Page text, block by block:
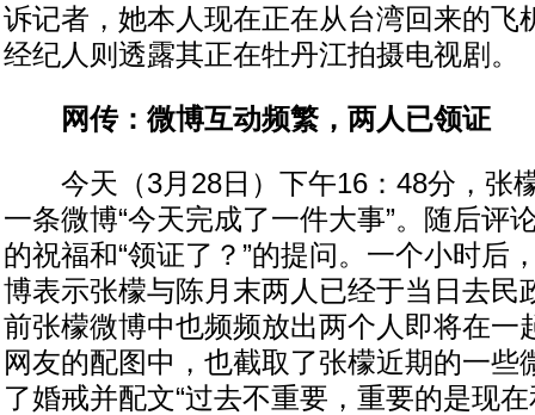
诉记者，她本人现在正在从台湾回来的飞
经纪人则透露其正在牡丹江拍摄电视剧。
网传：微博互动频繁，两人已领证
今天（3月28日）下午16：48分，张
一条微博“今天完成了一件大事”。随后评
的祝福和“领证了？”的提问。一个小时后
博表示张檬与陈月末两人已经于当日去民
前张檬微博中也频频放出两个人即将在一
网友的配图中，也截取了张檬近期的一些
了婚戒并配文“过去不重要，重要的是现